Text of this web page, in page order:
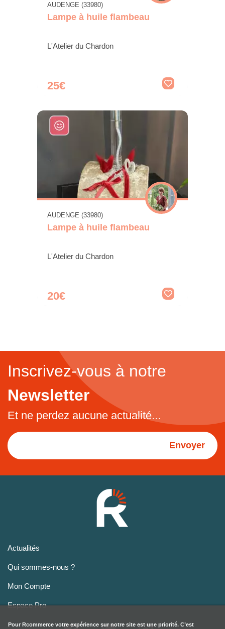
AUDENGE (33980)
Lampe à huile flambeau
L'Atelier du Chardon
25€
AUDENGE (33980)
Lampe à huile flambeau
L'Atelier du Chardon
20€
Inscrivez-vous à notre
Newsletter
Et ne perdez aucune actualité...
Envoyer
Actualités
Qui sommes-nous ?
Mon Compte
Espace Pro
Pour Rcommerce votre expérience sur notre site est une priorité. C’est